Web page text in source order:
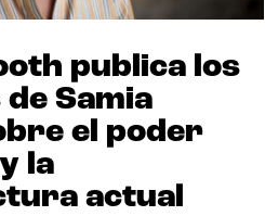
publica los
Samia
el poder
la
actual